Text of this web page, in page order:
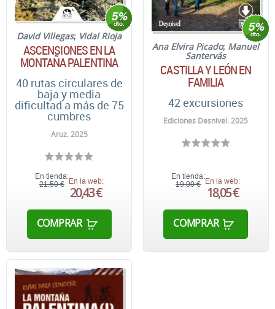
David Villegas; Vidal Rioja
ASCENSIONES EN LA
MONTAÑA PALENTINA
40 rutas circulares de
baja y media
dificultad a más de 75
cumbres
Aruz. 2025
En tienda:
21,50 € En la web:
20,43 €
COMPRAR
Ana Elvira Picado; Manuel
Santervás
CASTILLA Y LEÓN EN
FAMILIA
42 excursiones
Ediciones Desnivel. 2025
En tienda:
19,00 € En la web:
18,05 €
COMPRAR